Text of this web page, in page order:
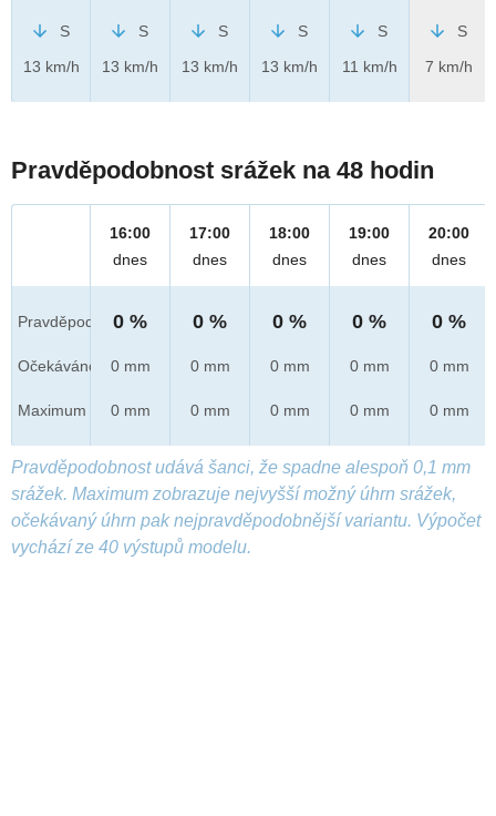
S
13 km/h
S
13 km/h
S
13 km/h
S
13 km/h
S
11 km/h
S
7 km/h
Pravděpodobnost srážek na 48 hodin
Pravděpod.
Očekáváno
Maximum
16:00
dnes
0 %
0 mm
0 mm
17:00
dnes
0 %
0 mm
0 mm
18:00
dnes
0 %
0 mm
0 mm
19:00
dnes
0 %
0 mm
0 mm
20:00
dnes
0 %
0 mm
0 mm
Pravděpodobnost udává šanci, že spadne alespoň 0,1 mm
srážek. Maximum zobrazuje nejvyšší možný úhrn srážek,
očekávaný úhrn pak nejpravděpodobnější variantu. Výpočet
vychází ze 40 výstupů modelu.